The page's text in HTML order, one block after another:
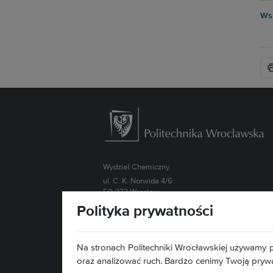
Wydział Chemiczny
ul. C. K. Norwida 4/6
50-373 Wrocław
Kontakt »
Polityka prywatności
Na stronach Politechniki Wrocławskiej
oraz analizować ruch. Bardzo cenimy Twoją